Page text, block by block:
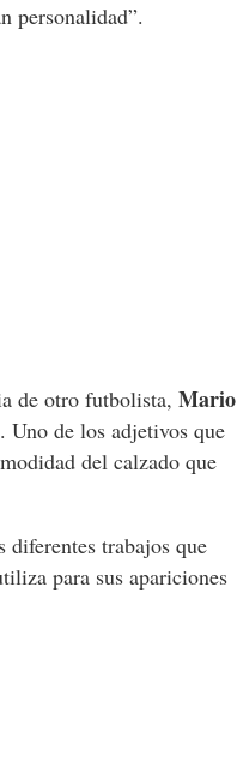
personalidad”.
de otro futbolista,Mario
Uno de los adjetivos que
del calzado que
diferentes trabajos que
para sus apariciones